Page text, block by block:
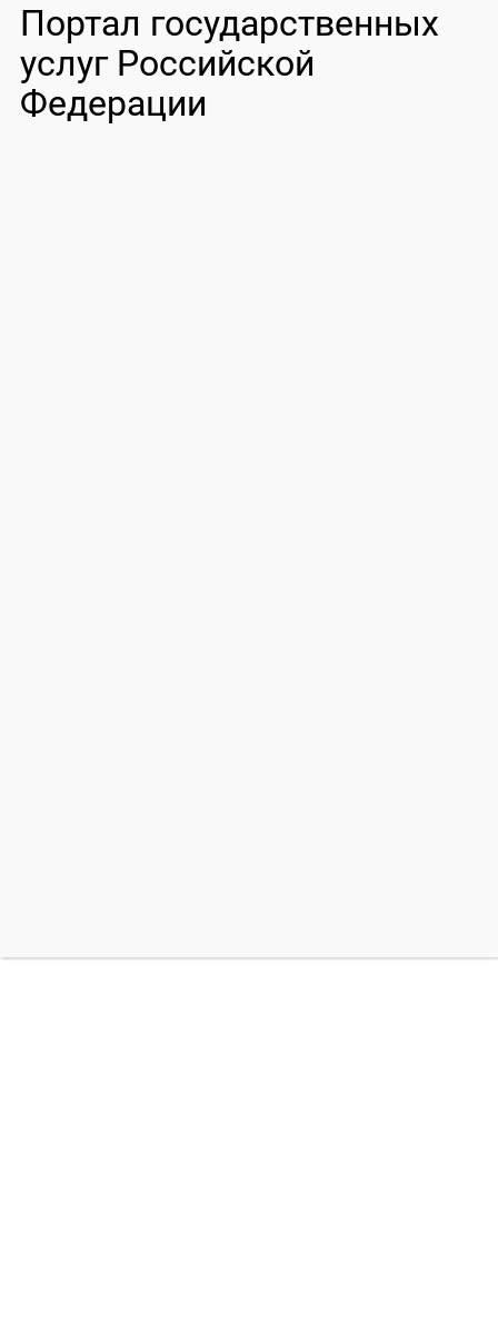
Портал государственных
услуг Российской
Федерации